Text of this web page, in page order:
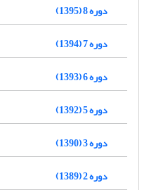
دوره 8 (1395)
دوره 7 (1394)
دوره 6 (1393)
دوره 5 (1392)
دوره 3 (1390)
دوره 2 (1389)